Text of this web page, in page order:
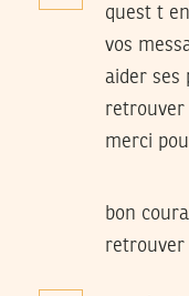
quest t
vos
aider ses
merci
bon
retrouver